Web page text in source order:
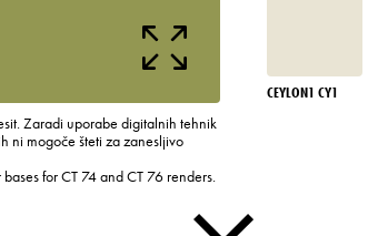
Zaradi uporabe digitalnih tehnik
ni mogoče šteti za zanesljivo
for CT 74 and CT 76 renders.
CEYLON1 CY1